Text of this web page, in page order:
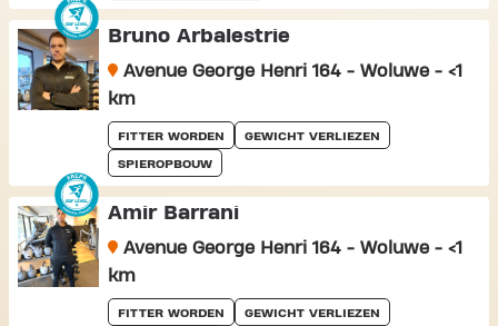
Bruno Arbalestrie
Avenue George Henri 164 - Woluwe - <1
km
FITTER WORDEN GEWICHT VERLIEZEN
SPIEROPBOUW
Amir Barrani
Avenue George Henri 164 - Woluwe - <1
km
FITTER WORDEN GEWICHT VERLIEZEN